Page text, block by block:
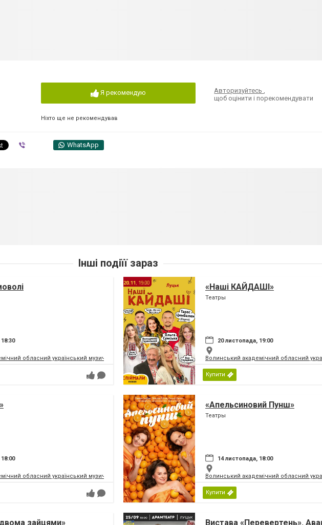
Я рекомендую
Ніхто ще не рекомендував
Авторизуйтесь,
щоб оцінити і порекомендувати
WhatsApp
Інші подіїї зараз
обласний український музично-драматичний театр ім.Т.Г.Шевченка
«Наші КАЙДАШІ»
Театры
20 листопада, 19:00
Волинський академічний обласний
Купити
обласний український музично-драматичний театр ім.Т.Г.Шевченка
«Апельсиновий Пунш»
Театры
14 листопада, 18:00
Волинський академічний обласний
Купити
зайцями»
Вистава «Перевертень».